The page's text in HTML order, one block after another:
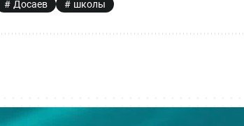
Досаев школы